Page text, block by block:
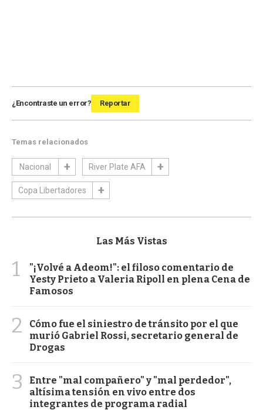
¿Encontraste un error? Reportar
Temas relacionados
Nacional River Plate AFA
Copa Libertadores
Las Más Vistas
1
"¡Volvé a Adeom!": el filoso comentario de
Yesty Prieto a Valeria Ripoll en plena Cena de
Famosos
2
Cómo fue el siniestro de tránsito por el que
murió Gabriel Rossi, secretario general de
Drogas
3
Entre "mal compañero" y "mal perdedor",
altísima tensión en vivo entre dos
integrantes de programa radial